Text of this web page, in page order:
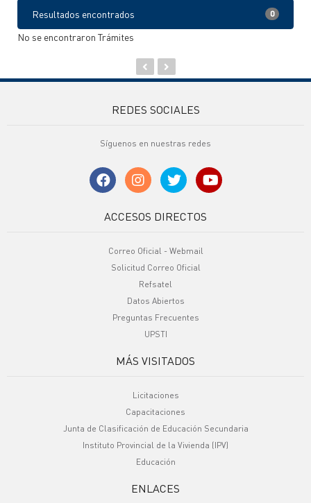
Resultados encontrados 0
No se encontraron Trámites
REDES SOCIALES
Síguenos en nuestras redes
ACCESOS DIRECTOS
Correo Oficial - Webmail
Solicitud Correo Oficial
Refsatel
Datos Abiertos
Preguntas Frecuentes
UPSTI
MÁS VISITADOS
Licitaciones
Capacitaciones
Junta de Clasificación de Educación Secundaria
Instituto Provincial de la Vivienda (IPV)
Educación
ENLACES